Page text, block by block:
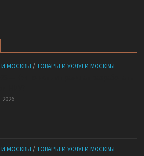
МОСКВЫ /ТОВАРЫ И УСЛУГИ МОСКВЫ
МОСКВЫ /ТОВАРЫ И УСЛУГИ МОСКВЫ